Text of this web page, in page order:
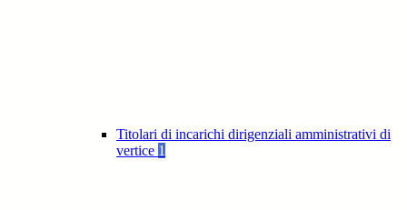
Titolari di incarichi dirigenziali amministrativi di
vertice 1